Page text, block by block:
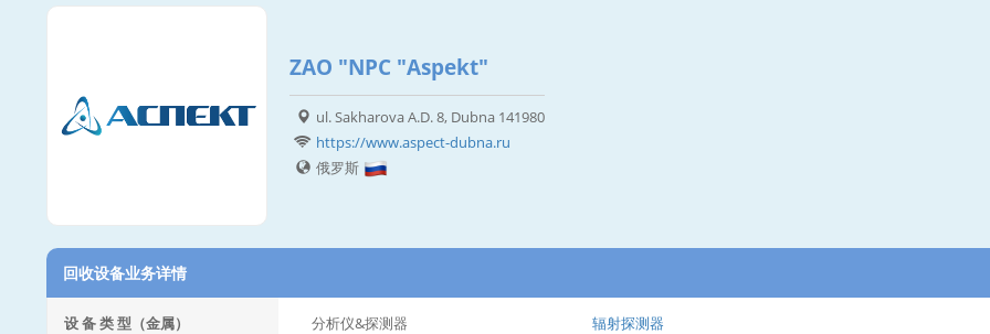
ZAO "NPC "Aspekt"
ul. Sakharova A.D. 8, Dubna 141980
https://www.aspect-dubna.ru
俄罗斯
回收设备业务详情
设 备 类 型（金属） 分析仪&探测器 辐射探测器